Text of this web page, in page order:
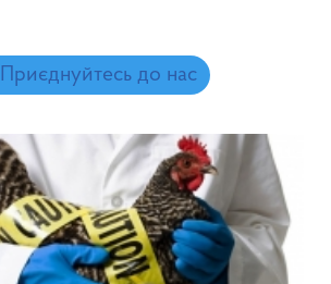
Приєднуйтесь до нас